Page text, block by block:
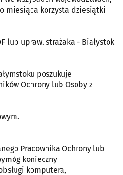
miesiąca korzysta dziesiątki
lub upraw. strażaka - Białystok
poszukuje
Ochrony lub Osoby z
Pracownika Ochrony lub
konieczny
komputera,